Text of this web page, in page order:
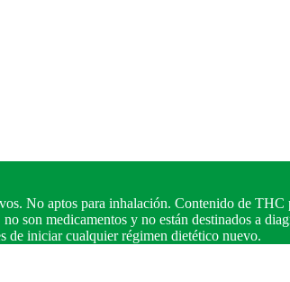
No aptos para inhalación. Contenido de
son medicamentos y no están destinados a
de iniciar cualquier régimen dietético nuevo.